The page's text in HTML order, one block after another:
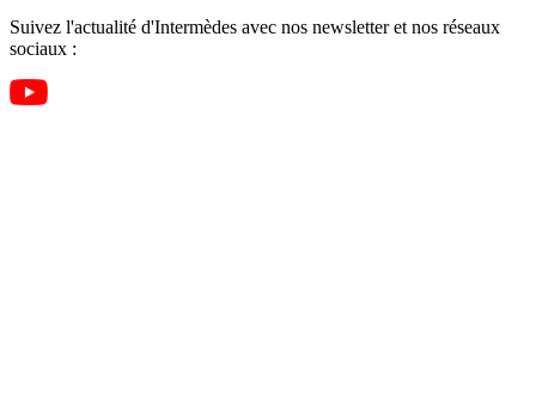
Suivez l'actualité d'Intermèdes avec nos newsletter et nos réseaux
sociaux :